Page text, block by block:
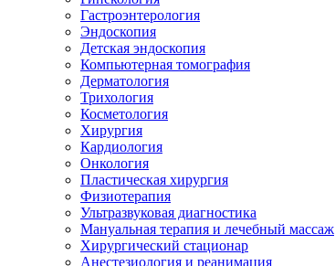
Гастроэнтерология
Эндоскопия
Детская эндоскопия
Компьютерная томография
Дерматология
Трихология
Косметология
Хирургия
Кардиология
Онкология
Пластическая хирургия
Физиотерапия
Ультразвуковая диагностика
Мануальная терапия и лечебный массаж
Хирургический стационар
Анестезиология и реанимация